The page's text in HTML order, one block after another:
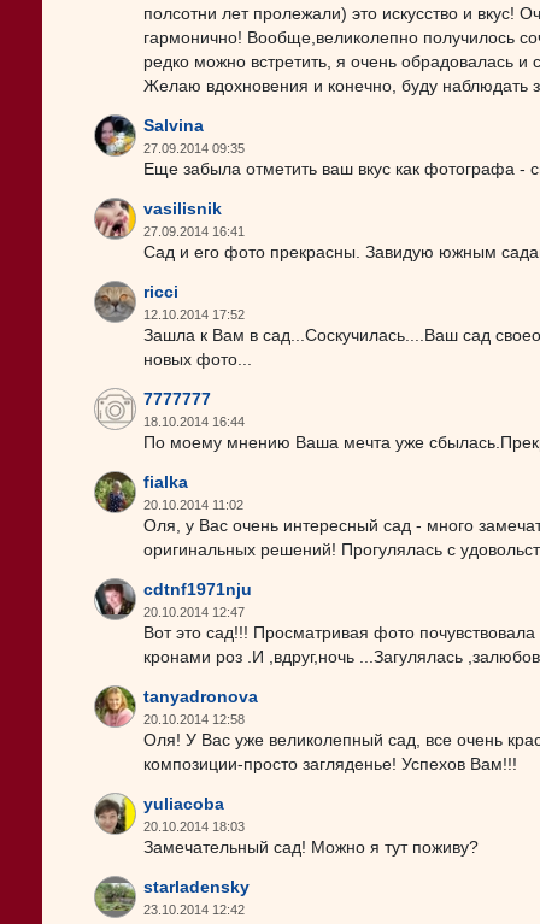
полсотни лет пролежали) это искусство и вкус!
гармонично! Вообще,великолепно получилось
редко можно встретить, я очень обрадовалась
Желаю вдохновения и конечно, буду наблюдать
Salvina
27.09.2014 09:35
Еще забыла отметить ваш вкус как фотографа -
vasilisnik
27.09.2014 16:41
Сад и его фото прекрасны. Завидую южным
ricci
12.10.2014 17:52
Зашла к Вам в сад...Соскучилась....Ваш сад
новых фото...
7777777
18.10.2014 16:44
По моему мнению Ваша мечта уже
fialka
20.10.2014 11:02
Оля, у Вас очень интересный сад - много
оригинальных решений! Прогулялась с
cdtnf1971nju
20.10.2014 12:47
Вот это сад!!! Просматривая фото
кронами роз .И ,вдруг,ночь ...Загулялась
tanyadronova
20.10.2014 12:58
Оля! У Вас уже великолепный сад, все очень
композиции-просто загляденье! Успехов Вам!!!
yuliacoba
20.10.2014 18:03
Замечательный сад! Можно я тут поживу?
starladensky
23.10.2014 12:42